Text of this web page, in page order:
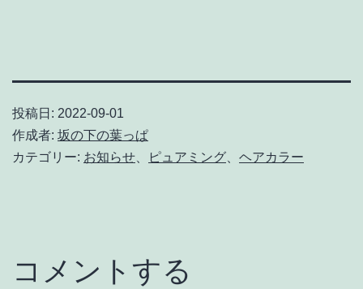
投稿日: 2022-09-01
作成者: 坂の下の葉っぱ
カテゴリー: お知らせ ピュアミング ヘアカラー
コメントする